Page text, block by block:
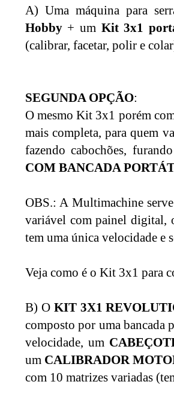
A) Uma máquina para
Hobby+ um Kit 3x1
(calibrar, facetar, polir e
SEGUNDA OPÇÃO:
O mesmo Kit 3x1 porém
mais completa, para quem
fazendo cabochões,
COM BANCADA
OBS.: A Multimachine
variável com painel digital,
tem uma única velocidade e
Veja como é o Kit 3x1 para
B) O KIT 3X1
composto por uma bancada
velocidade, um
um CALIBRADOR
com 10 matrizes variadas